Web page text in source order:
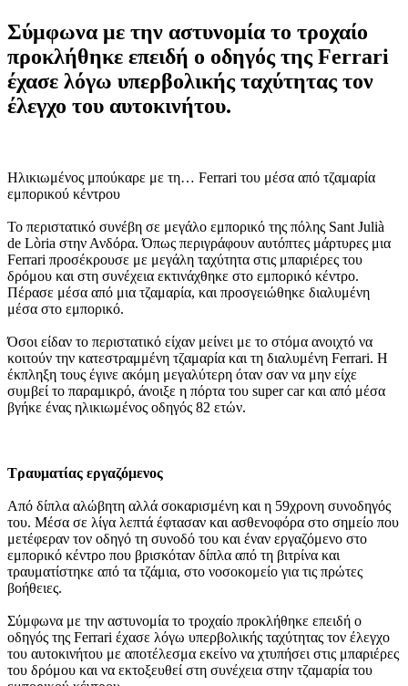
Σύμφωνα με την αστυνομία το τροχαίο
προκλήθηκε επειδή ο οδηγός της Ferrari
έχασε λόγω υπερβολικής ταχύτητας τον
έλεγχο του αυτοκινήτου.
Ηλικιωμένος μπούκαρε με τη… Ferrari του μέσα από τζαμαρία
εμπορικού κέντρου
Το περιστατικό συνέβη σε μεγάλο εμπορικό της πόλης Sant Julià
de Lòria στην Ανδόρα. Όπως περιγράφουν αυτόπτες μάρτυρες μια
Ferrari προσέκρουσε με μεγάλη ταχύτητα στις μπαριέρες του
δρόμου και στη συνέχεια εκτινάχθηκε στο εμπορικό κέντρο.
Πέρασε μέσα από μια τζαμαρία, και προσγειώθηκε διαλυμένη
μέσα στο εμπορικό.
Όσοι είδαν το περιστατικό είχαν μείνει με το στόμα ανοιχτό να
κοιτούν την κατεστραμμένη τζαμαρία και τη διαλυμένη Ferrari. Η
έκπληξη τους έγινε ακόμη μεγαλύτερη όταν σαν να μην είχε
συμβεί το παραμικρό, άνοιξε η πόρτα του super car και από μέσα
βγήκε ένας ηλικιωμένος οδηγός 82 ετών.
Τραυματίας εργαζόμενος
Από δίπλα αλώβητη αλλά σοκαρισμένη και η 59χρονη συνοδηγός
του. Μέσα σε λίγα λεπτά έφτασαν και ασθενοφόρα στο σημείο που
μετέφεραν τον οδηγό τη συνοδό του και έναν εργαζόμενο στο
εμπορικό κέντρο που βρισκόταν δίπλα από τη βιτρίνα και
τραυματίστηκε από τα τζάμια, στο νοσοκομείο για τις πρώτες
βοήθειες.
Σύμφωνα με την αστυνομία το τροχαίο προκλήθηκε επειδή ο
οδηγός της Ferrari έχασε λόγω υπερβολικής ταχύτητας τον έλεγχο
του αυτοκινήτου με αποτέλεσμα εκείνο να χτυπήσει στις μπαριέρες
του δρόμου και να εκτοξευθεί στη συνέχεια στην τζαμαρία του